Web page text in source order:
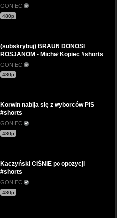
GONIEC
480p
(subskrybuj) BRAUN DONOSI
ROSJANOM - Michał Kopiec #shorts
GONIEC
480p
Korwin nabija się z wyborców PiS
#shorts
GONIEC
480p
Kaczyński CIŚNIE po opozycji
#shorts
GONIEC
480p